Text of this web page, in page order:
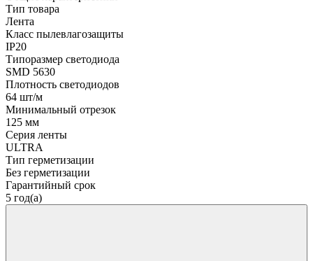
Тип товара
Лента
Класс пылевлагозащиты
IP20
Типоразмер светодиода
SMD 5630
Плотность светодиодов
64 шт/м
Минимальный отрезок
125 мм
Серия ленты
ULTRA
Тип герметизации
Без герметизации
Гарантийный срок
5 год(а)